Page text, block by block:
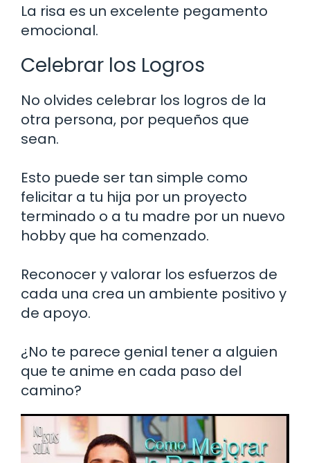
La risa es un excelente pegamento
emocional.
Celebrar los Logros
No olvides celebrar los logros de la
otra persona, por pequeños que
sean.
Esto puede ser tan simple como
felicitar a tu hija por un proyecto
terminado o a tu madre por un nuevo
hobby que ha comenzado.
Reconocer y valorar los esfuerzos de
cada una crea un ambiente positivo y
de apoyo.
¿No te parece genial tener a alguien
que te anime en cada paso del
camino?